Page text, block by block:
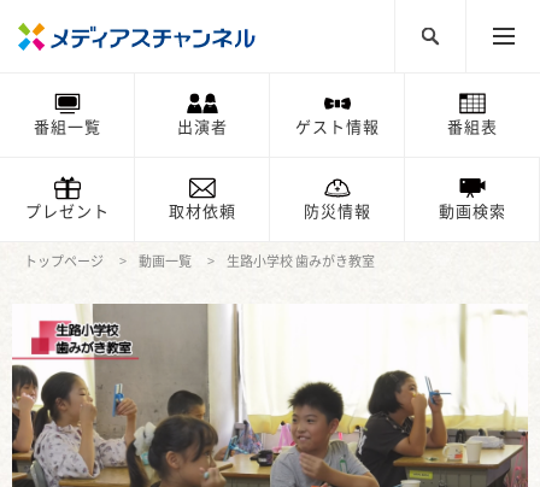
番組一覧 出演者 ゲスト情報 番組表
プレゼント 取材依頼 防災情報 動画検索
トップページ 動画一覧 生路小学校 歯みがき教室